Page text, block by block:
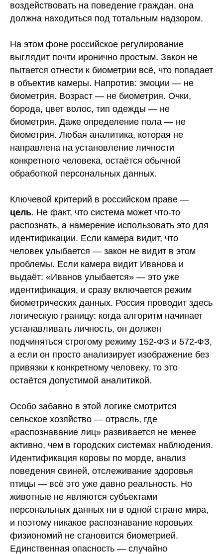
воздействовать на поведение граждан, она
должна находиться под тотальным надзором.
На этом фоне российское регулирование
выглядит почти иронично простым. Закон не
пытается отнести к биометрии всё, что попадает
в объектив камеры. Напротив: эмоции — не
биометрия. Возраст — не биометрия. Очки,
борода, цвет волос, тип одежды — не
биометрия. Даже определение пола — не
биометрия. Любая аналитика, которая не
направлена на установление личности
конкретного человека, остаётся обычной
обработкой персональных данных.
Ключевой критерий в российском праве —
цель. Не факт, что система может что-то
распознать, а намерение использовать это для
идентификации. Если камера видит, что
человек улыбается — закон не видит в этом
проблемы. Если камера видит Иванова и
выдаёт: «Иванов улыбается» — это уже
идентификация, и сразу включается режим
биометрических данных. Россия проводит здесь
логическую границу: когда алгоритм начинает
устанавливать личность, он должен
подчиняться строгому режиму 152-ФЗ и 572-ФЗ,
а если он просто анализирует изображение без
привязки к конкретному человеку, то это
остаётся допустимой аналитикой.
Особо забавно в этой логике смотрится
сельское хозяйство — отрасль, где
«распознавание лиц» развивается не менее
активно, чем в городских системах наблюдения.
Идентификация коровы по морде, анализ
поведения свиней, отслеживание здоровья
птицы — всё это уже давно реальность. Но
животные не являются субъектами
персональных данных ни в одной стране мира,
и поэтому никакое распознавание коровьих
физиономий не становится биометрией.
Единственная опасность — случайно